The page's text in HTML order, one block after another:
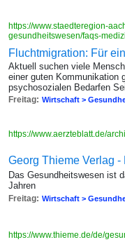
https://www.staedteregion-
gesundheitswesen/faqs-
Fluchtmigration: Für
Aktuell suchen viele
einer guten Kommunikation
psychosozialen Bedarfen
Freitag: Wirtschaft >
https://www.aerzteblatt.de/
Georg Thieme Verlag
Das Gesundheitswesen ist
Jahren
Freitag: Wirtschaft >
https://www.thieme.de/de/